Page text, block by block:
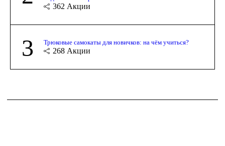
362 Акции
3 Трюковые самокаты для новичков: на чём учиться?
268 Акции